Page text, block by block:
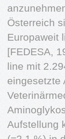
Österreich
Europaweit
[FEDESA,
line mit
eingesetzte
Aufstellung